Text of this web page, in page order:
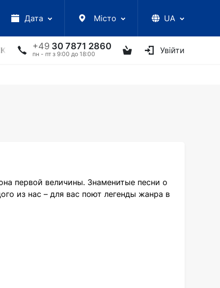
Дата Місто UA
+49 30 7871 2860
пн - пт з 9:00 до 18:00 Увійти
УКРАЇНСЬКІ АРТИСТИ ІНШЕ ТВОРЧІ
первой величины. Знаменитые песни о
из нас – для вас поют легенды жанра в